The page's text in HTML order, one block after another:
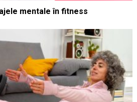
mentale în fitness